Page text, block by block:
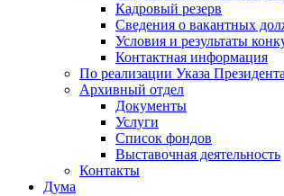
Кадровый резерв
Сведения о вакантных
Условия и результаты
Контактная информация
По реализации Указа
Архивный отдел
Документы
Услуги
Список фондов
Выставочная деятельность
Контакты
Дума